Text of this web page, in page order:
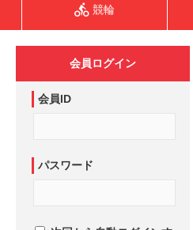
競輪
会員ログイン
会員ID
パスワード